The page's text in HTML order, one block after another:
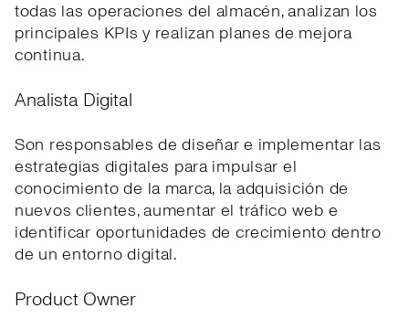
todas las operaciones del almacén, analizan los
principales KPIs y realizan planes de mejora
continua.
Analista Digital
Son responsables de diseñar e implementar las
estrategias digitales para impulsar el
conocimiento de la marca, la adquisición de
nuevos clientes, aumentar el tráfico web e
identificar oportunidades de crecimiento dentro
de un entorno digital.
Product Owner